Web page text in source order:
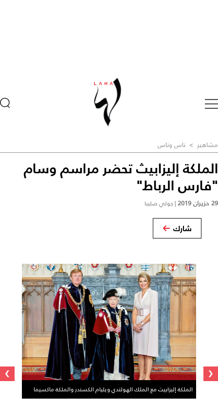
مشاهير > ناس وناس
الملكة إليزابيث تحضر مراسم وسام
"فارس الرباط"
29 حزيران 2019 |جولي صليبا
شارك
الملكة إليزابيت مع الملك الهولندي ويليام الكسندر والملكة ماكسيما
‹
›